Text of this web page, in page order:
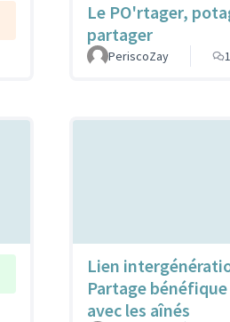
Le PO'rtager,
partager
PeriscoZay
1
Lien
Partage
avec les aînés